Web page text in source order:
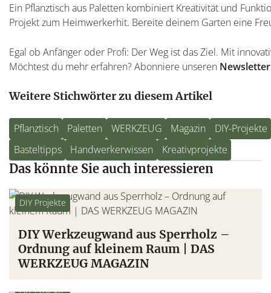
Ein Pflanztisch aus Paletten kombiniert Kreativität und
Projekt zum Heimwerkerhit. Bereite deinem Garten eine
Egal ob Anfänger oder Profi: Der Weg ist das Ziel. Mit
Möchtest du mehr erfahren? Abonniere unseren Newsletter
Weitere Stichwörter zu diesem Artikel
Pflanztisch Paletten WERKZEUG Magazin
DIY-Projekte
Basteltipps
Handwerkerwissen Kreativprojekte
Das könnte Sie auch interessieren
DIY Projekte
DIY Werkzeugwand aus Sperrholz –
Ordnung auf kleinem Raum | DAS
WERKZEUG MAGAZIN